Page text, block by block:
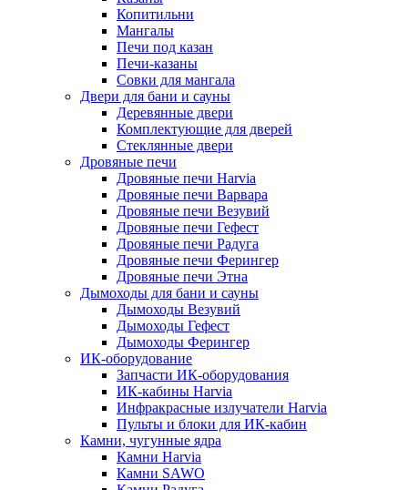
Копитильни
Мангалы
Печи под казан
Печи-казаны
Совки для мангала
Двери для бани и сауны
Деревянные двери
Комплектующие для дверей
Стеклянные двери
Дровяные печи
Дровяные печи Harvia
Дровяные печи Варвара
Дровяные печи Везувий
Дровяные печи Гефест
Дровяные печи Радуга
Дровяные печи Ферингер
Дровяные печи Этна
Дымоходы для бани и сауны
Дымоходы Везувий
Дымоходы Гефест
Дымоходы Ферингер
ИК-оборудование
Запчасти ИК-оборудования
ИК-кабины Harvia
Инфракрасные излучатели Harvia
Пульты и блоки для ИК-кабин
Камни, чугунные ядра
Камни Harvia
Камни SAWO